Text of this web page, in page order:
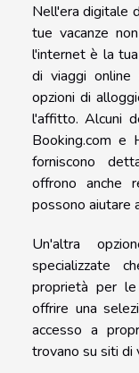
Nell'era digitale
tue vacanze
l'internet è la
di viaggi online
opzioni di
l'affitto. Alcuni
Booking.com e
forniscono
offrono anche
possono aiutare
Un'altra
specializzate
proprietà per le
offrire una
accesso a
trovano su siti di